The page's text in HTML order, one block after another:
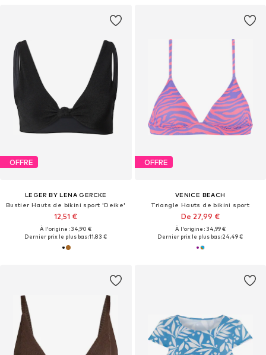
OFFRE
LEGER BY LENA GERCKE
Bustier Hauts de bikini sport 'Deike'
12,51 €
À l'origine : 34,90 €
Dernier prix le plus bas :11,83 €
OFFRE
VENICE BEACH
Triangle Hauts de bikini sport
De 27,99 €
À l'origine : 34,99 €
Dernier prix le plus bas :24,49 €